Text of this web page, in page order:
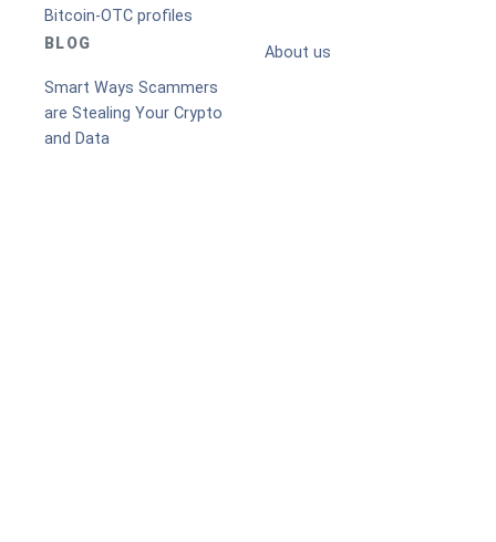
Bitcoin-OTC profiles
BLOG
Smart Ways Scammers
are Stealing Your Crypto
and Data
About us